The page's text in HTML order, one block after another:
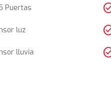
Puertas
luz
lluvia